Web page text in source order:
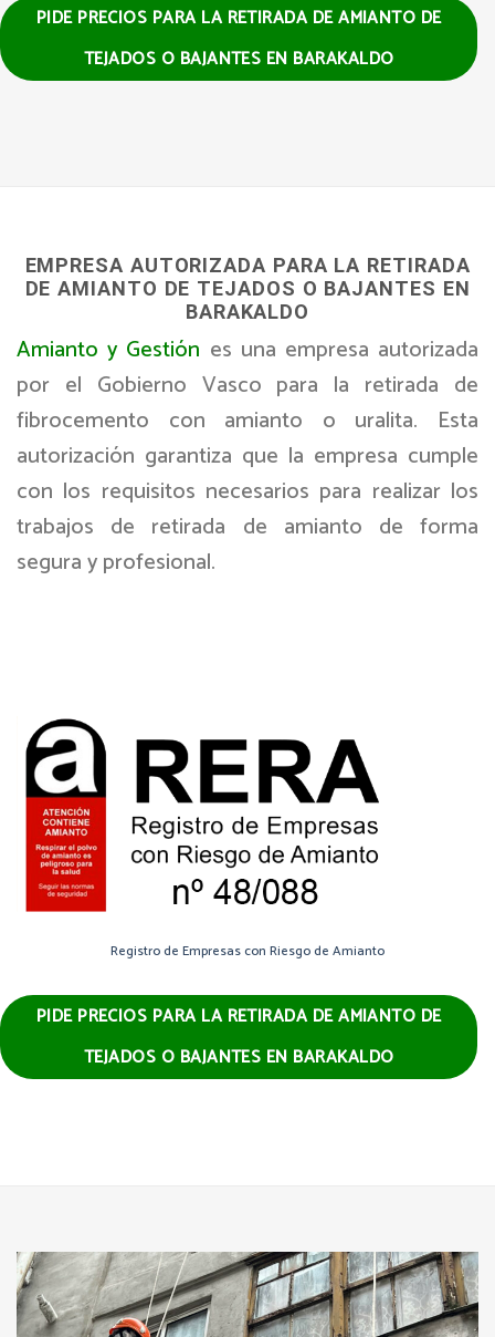
PIDE PRECIOS PARA LA RETIRADA DE AMIANTO DE
TEJADOS O BAJANTES EN BARAKALDO
EMPRESA AUTORIZADA PARA LA RETIRADA
DE AMIANTO DE TEJADOS O BAJANTES EN
BARAKALDO
Amianto y Gestión es una empresa autorizada
por el Gobierno Vasco para la retirada de
fibrocemento con amianto o uralita. Esta
autorización garantiza que la empresa cumple
con los requisitos necesarios para realizar los
trabajos de retirada de amianto de forma
segura y profesional.
Registro de Empresas con Riesgo de Amianto
PIDE PRECIOS PARA LA RETIRADA DE AMIANTO DE
TEJADOS O BAJANTES EN BARAKALDO